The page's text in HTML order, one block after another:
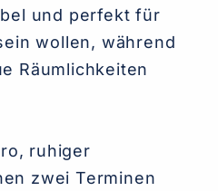
und perfekt für
wollen, während
Räumlichkeiten
ruhiger
zwei Terminen